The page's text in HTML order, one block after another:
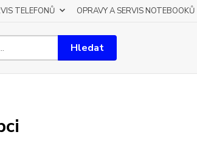
TELEFONŮ OPRAVY A SERVIS NOTEBOOKŮ
Hledat